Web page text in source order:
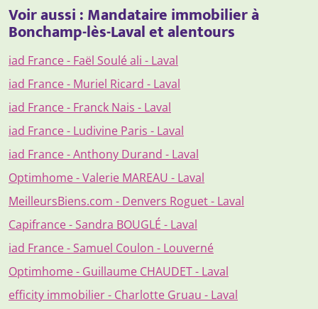
Voir aussi : Mandataire immobilier à
Bonchamp-lès-Laval et alentours
iad France - Faël Soulé ali - Laval
iad France - Muriel Ricard - Laval
iad France - Franck Nais - Laval
iad France - Ludivine Paris - Laval
iad France - Anthony Durand - Laval
Optimhome - Valerie MAREAU - Laval
MeilleursBiens.com - Denvers Roguet - Laval
Capifrance - Sandra BOUGLÉ - Laval
iad France - Samuel Coulon - Louverné
Optimhome - Guillaume CHAUDET - Laval
efficity immobilier - Charlotte Gruau - Laval